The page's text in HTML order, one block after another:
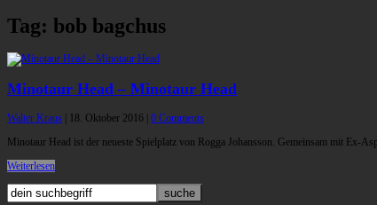
Tag: bob bagchus
Minotaur Head – Minotaur Head
Walter Kraus 18. Oktober 2016 0 Comments
Minotaur Head ist der neueste Spielplatz von Rogga Johansson. Gemeinsam mit Ex-
Weiterlesen